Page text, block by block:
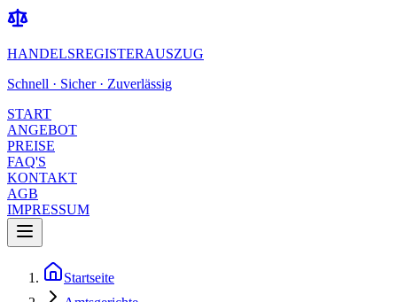
HANDELSREGISTERAUSZUG
Schnell · Sicher · Zuverlässig
START
ANGEBOT
PREISE
FAQ'S
KONTAKT
AGB
IMPRESSUM
Startseite